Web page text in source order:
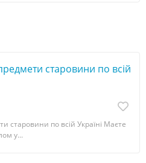
старовини по всій
старовини по всій Україні Маєте
у...